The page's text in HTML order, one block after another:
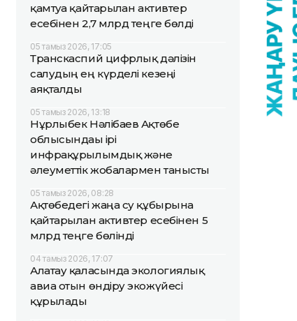
қамтуға қайтарылған активтер
есебінен 2,7 млрд теңге бөлді
05 тамыз 2026, 17:05
Транскаспий цифрлық дәлізін
салудың ең күрделі кезеңі
аяқталды
05 тамыз 2026, 13:18
Нұрлыбек Нәлібаев Ақтөбе
облысындағы ірі
инфрақұрылымдық және
әлеуметтік жобалармен танысты
05 тамыз 2026, 08:28
Ақтөбедегі жаңа су құбырына
қайтарылған активтер есебінен 5
млрд теңге бөлінді
04 тамыз 2026, 17:07
Алатау қаласында экологиялық
авиа отын өндіру экожүйесі
құрылады